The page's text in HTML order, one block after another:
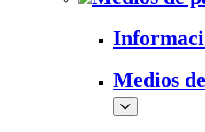
Medios